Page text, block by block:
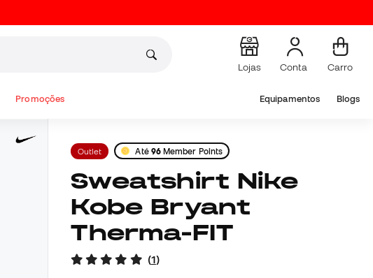
Lojas Conta Carro
Promoções Equipamentos Blogs
Outlet Até 96Member Points
Sweatshirt Nike
Kobe Bryant
Therma-FIT
(1)